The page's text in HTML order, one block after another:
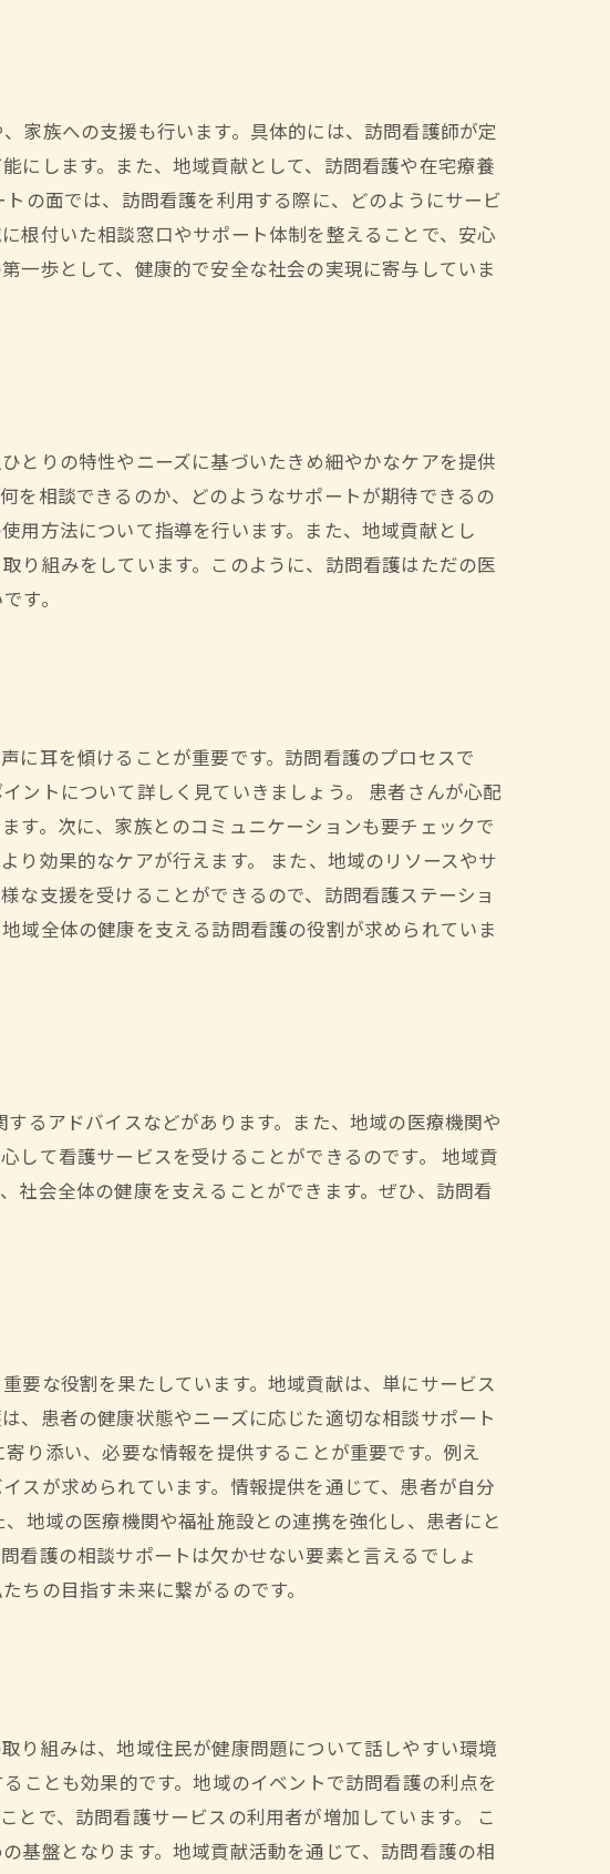
家族への支援も行います。具体的には、訪問看護師が定
にします。また、地域貢献として、訪問看護や在宅療養
の面では、訪問看護を利用する際に、どのようにサービ
根付いた相談窓口やサポート体制を整えることで、安心
一歩として、健康的で安全な社会の実現に寄与していま
とりの特性やニーズに基づいたきめ細やかなケアを提供
を相談できるのか、どのようなサポートが期待できるの
用方法について指導を行います。また、地域貢献とし
り組みをしています。このように、訪問看護はただの医
す。
に耳を傾けることが重要です。訪問看護のプロセスで
ントについて詳しく見ていきましょう。 患者さんが心配
す。次に、家族とのコミュニケーションも要チェックで
り効果的なケアが行えます。 また、地域のリソースやサ
な支援を受けることができるので、訪問看護ステーショ
域全体の健康を支える訪問看護の役割が求められていま
るアドバイスなどがあります。また、地域の医療機関や
して看護サービスを受けることができるのです。 地域貢
社会全体の健康を支えることができます。ぜひ、訪問看
要な役割を果たしています。地域貢献は、単にサービス
、患者の健康状態やニーズに応じた適切な相談サポート
り添い、必要な情報を提供することが重要です。例え
スが求められています。情報提供を通じて、患者が自分
地域の医療機関や福祉施設との連携を強化し、患者にと
看護の相談サポートは欠かせない要素と言えるでしょ
ちの目指す未来に繋がるのです。
り組みは、地域住民が健康問題について話しやすい環境
ことも効果的です。地域のイベントで訪問看護の利点を
とで、訪問看護サービスの利用者が増加しています。 こ
基盤となります。地域貢献活動を通じて、訪問看護の相